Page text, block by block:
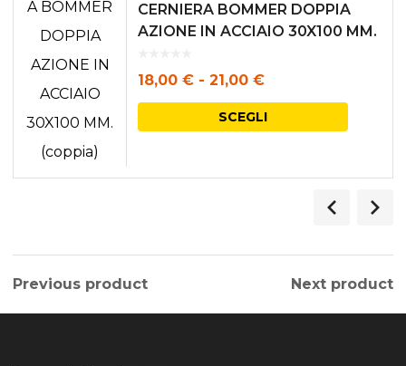
CERNIERA BOMMER DOPPIA
AZIONE IN ACCIAIO 30X100 MM.
18,00 € - 21,00 €Fascia
di
prezzo:
21,00 €
SCEGLI
Questo
Le
opzioni
possono
Previous product Next product